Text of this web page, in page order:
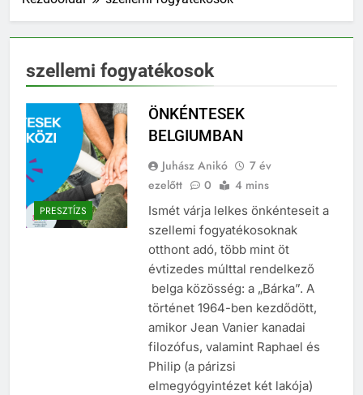
szellemi fogyatékosok
PRESZTÍZS
ÖNKÉNTESEK
BELGIUMBAN
Juhász Anikó
7 év
ezelőtt
0 4 mins
Ismét várja lelkes önkénteseit a
szellemi fogyatékosoknak
otthont adó, több mint öt
évtizedes múlttal rendelkező
belga közösség: a „Bárka”. A
történet 1964-ben kezdődött,
amikor Jean Vanier kanadai
filozófus, valamint Raphael és
Philip (a párizsi
elmegyógyintézet két lakója)